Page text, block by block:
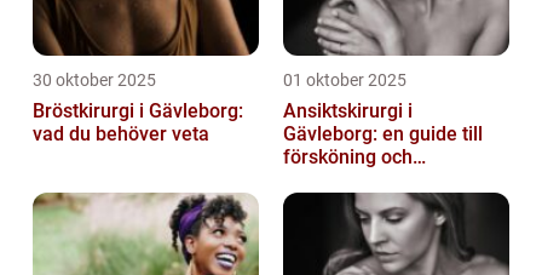
30 oktober 2025
Bröstkirurgi i Gävleborg:
vad du behöver veta
01 oktober 2025
Ansiktskirurgi i
Gävleborg: en guide till
försköning och